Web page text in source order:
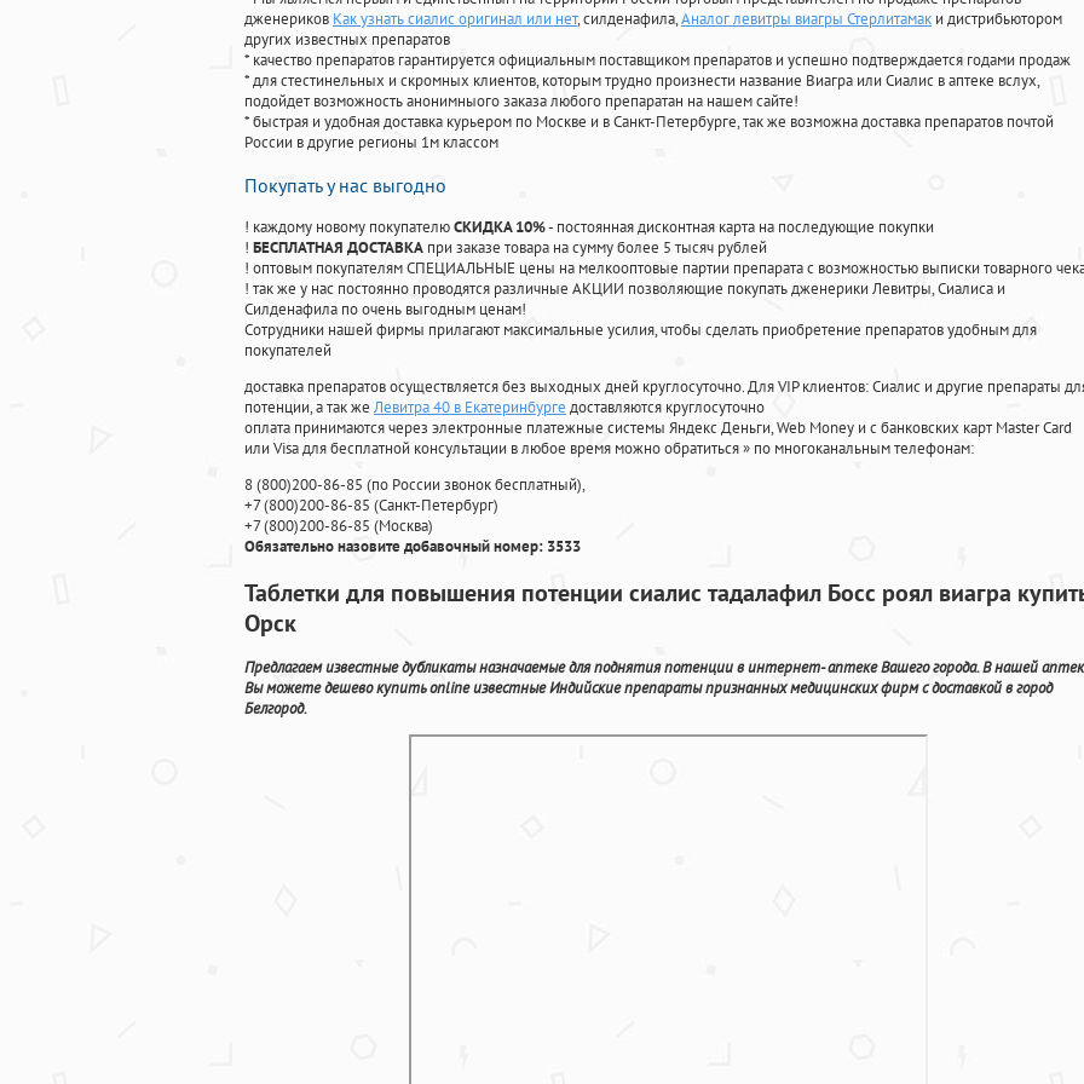
дженериков Как узнать сиалис оригинал или нет, силденафила,Аналог левитры виагры Стерлитамак и дистрибьютором
других известных препаратов
* качество препаратов гарантируется официальным поставщиком препаратов и успешно подтверждается годами продаж
* для стестинельных и скромных клиентов, которым трудно произнести название Виагра или Сиалис в аптеке вслух,
подойдет возможность анонимныого заказа любого препаратан на нашем сайте!
* быстрая и удобная доставка курьером по Москве и в Санкт-Петербурге, так же возможна доставка препаратов почтой
России в другие регионы 1м классом
Покупать у нас выгодно
! каждому новому покупателюСКИДКА 10%- постоянная дисконтная карта на последующие покупки
! БЕСПЛАТНАЯ ДОСТАВКА при заказе товара на сумму более 5 тысяч рублей
! оптовым покупателям СПЕЦИАЛЬНЫЕ цены на мелкооптовые партии препарата с возможностью выписки товарного
! так же у нас постоянно проводятся различные АКЦИИ позволяющие покупать дженерики Левитры, Сиалиса и
Силденафила по очень выгодным ценам!
Cотрудники нашей фирмы прилагают максимальные усилия, чтобы сделать приобретение препаратов удобным для
покупателей
доставка препаратов осуществляется без выходных дней круглосуточно. Для VIP клиентов: Сиалис и другие препараты
потенции, а так же Левитра 40 в Екатеринбурге доставляются круглосуточно
оплата принимаются через электронные платежные системы Яндекс Деньги, Web Money и с банковских карт Master Card
или Visa для бесплатной консультации в любое время можно обратиться» по многоканальным телефонам:
8(800)200-86-85 (по России звонок бесплатный),
+7(800)200-86-85 (Санкт-Петербург)
+7(800)200-86-85 (Москва)
Обязательно назовите добавочный номер: 3533
Таблетки для повышения потенции сиалис тадалафил Босс роял виагра
Орск
Предлагаем известные дубликаты назначаемые для поднятия потенции в интернет- аптеке Вашего города. В нашей
Вы можете дешево купить online известные Индийские препараты признанных медицинских фирм с доставкой в город
Белгород.